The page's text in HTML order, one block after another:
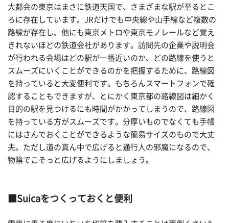
大都会の東京はまさに鉄道天国で、さまざまな駅が至るとこ
ろに存在しています。JRだけでも中央線や山手線など複数の
路線が存在し、他にも東京メトロや東京モノレールなど覚え
きれないほどの鉄道会社があります。訪問先の企業や説明会
が行われる会場はどの駅が一番近いのか、どの路線を使うと
スムーズにいくことができるのかを把握するために、路線図
を持っていると大変便利です。もちろんスマートフォンで確
認することもできますが、とにかく東京都の路線図は細かく
目的の駅を見つけるにも時間がかかってしまうので、路線図
を持っている方がスムーズです。分厚いものでなくても手帳
にはさんでおくことができるような簡易サイズのもので大丈
夫。ただし道の真ん中で広げると通行人の邪魔になるので、
物陰でこそっと広げるようにしましょう。
■Suicaをつくっておくと便利